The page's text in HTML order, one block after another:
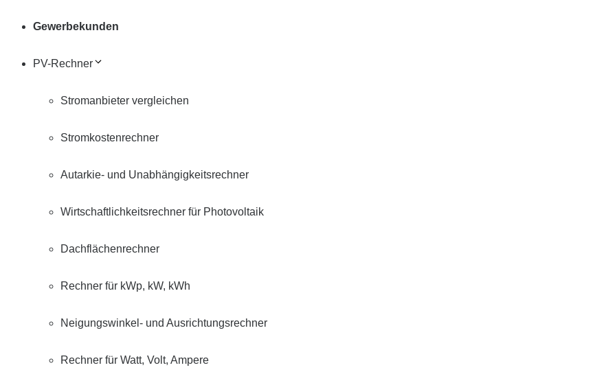
Gewerbekunden
PV-Rechner
Stromanbieter vergleichen
Stromkostenrechner
Autarkie- und Unabhängigkeitsrechner
Wirtschaftlichkeitsrechner für Photovoltaik
Dachflächenrechner
Rechner für kWp, kW, kWh
Neigungswinkel- und Ausrichtungsrechner
Rechner für Watt, Volt, Ampere